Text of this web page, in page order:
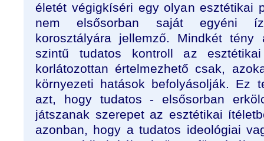
életét végigkíséri egy olyan esztétikai
nem elsősorban saját egyéni
korosztályára jellemző. Mindkét
szintű tudatos kontroll az esztétikai
korlátozottan értelmezhető csak,
környezeti hatások befolyásolják. Ez
azt, hogy tudatos - elsősorban
játszanak szerepet az esztétikai
azonban, hogy a tudatos ideológiai